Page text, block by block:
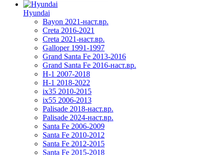
Hyundai
Bayon 2021-наст.вр.
Creta 2016-2021
Creta 2021-наст.вр.
Galloper 1991-1997
Grand Santa Fe 2013-2016
Grand Santa Fe 2016-наст.вр.
H-1 2007-2018
H-1 2018-2022
ix35 2010-2015
ix55 2006-2013
Palisade 2018-наст.вр.
Palisade 2024-наст.вр.
Santa Fe 2006-2009
Santa Fe 2010-2012
Santa Fe 2012-2015
Santa Fe 2015-2018